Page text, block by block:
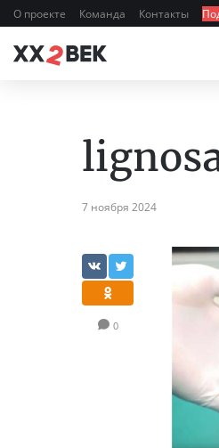
О проекте Команда Контакты
7 ноября 2024
0